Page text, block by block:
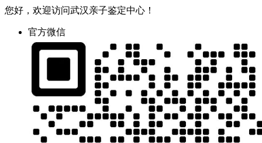
您好，欢迎访问武汉亲子鉴定中心！
官方微信